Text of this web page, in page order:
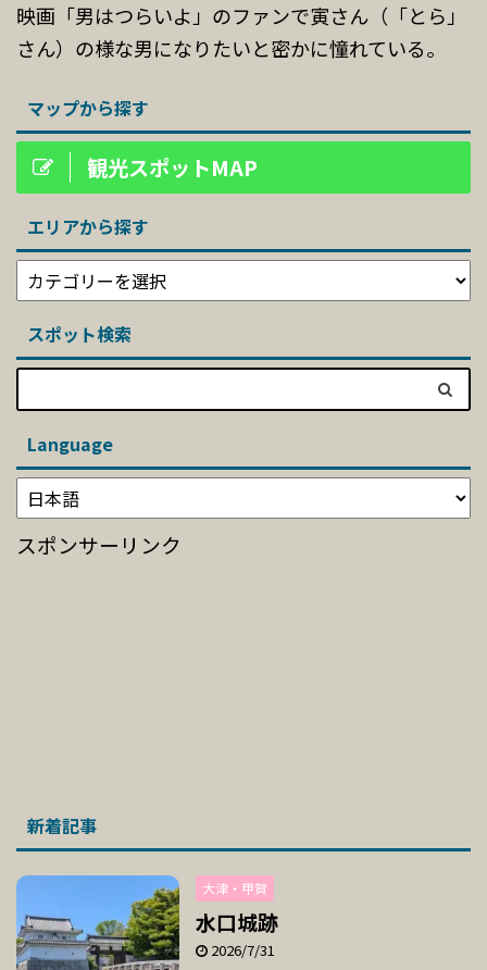
映画「男はつらいよ」のファンで寅さん（「とら」
さん）の様な男になりたいと密かに憧れている。
マップから探す
観光スポットMAP
エリアから探す
スポット検索
Language
スポンサーリンク
新着記事
大津・甲賀
水口城跡
2026/7/31